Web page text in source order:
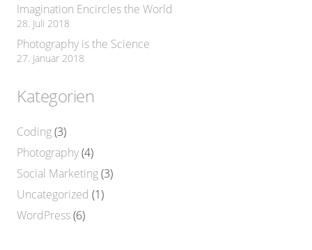
Imagination Encircles the World
28. Juli 2018
Photography is the Science
27. Januar 2018
Kategorien
Coding(3)
Photography(4)
Social Marketing(3)
Uncategorized (1)
WordPress(6)